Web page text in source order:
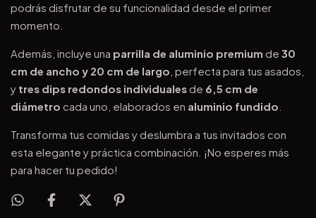
podrás disfrutar de su funcionalidad desde el primer
momento.
Además, incluye una parrilla de aluminio premium de 30
cm de ancho y 20 cm de largo , perfecta para tus asados,
y tres dips redondos individuales de 6,5 cm de
diámetro cada uno, elaborados en aluminio fundido
Transforma tus comidas y deslumbra a tus invitados con
esta elegante y práctica combinación. ¡No esperes más
para hacer tu pedido!